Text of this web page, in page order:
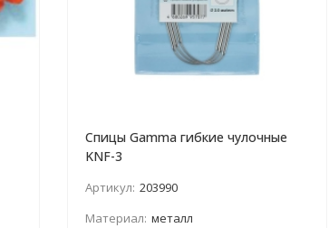
Спицы Gamma гибкие чулочные
KNF-3
Артикул: 203990
Материал: металл